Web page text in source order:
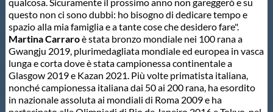
questo non ci sono dubbi: ho bisogno di dedicare tempo e
spazio alla mia famiglia e a tante cose che desidero fare".
Martina Carraroè stata bronzo mondiale nei 100 rana a
Gwangju 2019, plurimedagliata mondiale ed europea in vasca
lunga e corta dove è stata campionessa continentale a
Glasgow 2019 e Kazan 2021. Più volte primatista italiana,
nonché campionessa italiana dai 50 ai 200 rana, ha esordito
in nazionale assoluta ai mondiali di Roma 2009 e ha